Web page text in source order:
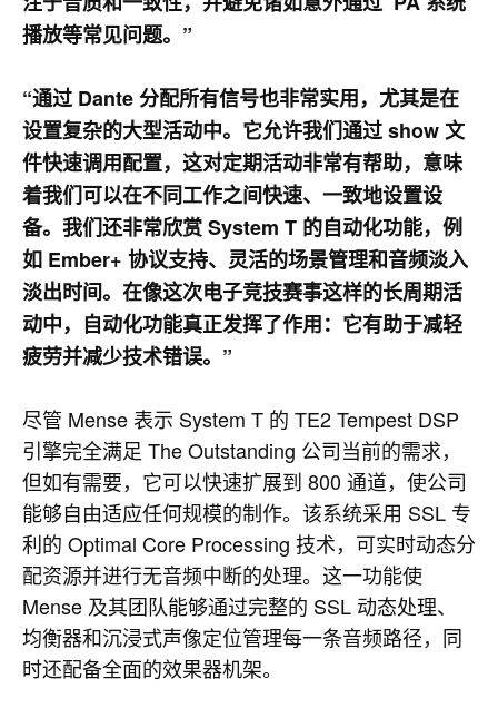
播放等常见问题。”
“通过 Dante 分配所有信号也非常实用，尤其是在
设置复杂的大型活动中。它允许我们通过 show 文
件快速调用配置，这对定期活动非常有帮助，意味
着我们可以在不同工作之间快速、一致地设置设
备。我们还非常欣赏 System T 的自动化功能，例
如 Ember+ 协议支持、灵活的场景管理和音频淡入
淡出时间。在像这次电子竞技赛事这样的长周期活
动中，自动化功能真正发挥了作用：它有助于减轻
疲劳并减少技术错误。”
尽管 Mense 表示 System T 的 TE2 Tempest DSP
引擎完全满足 The Outstanding 公司当前的需求，
但如有需要，它可以快速扩展到 800 通道，使公司
能够自由适应任何规模的制作。该系统采用 SSL 专
利的 Optimal Core Processing 技术，可实时动态分
配资源并进行无音频中断的处理。这一功能使
Mense 及其团队能够通过完整的 SSL 动态处理、
均衡器和沉浸式声像定位管理每一条音频路径，同
时还配备全面的效果器机架。